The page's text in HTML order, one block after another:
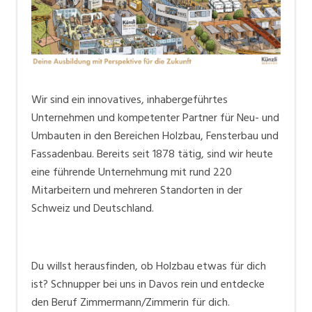
Dann bist Du bei uns richtig. Werde Teil unseres
Teams und bau mit uns die Welt von morgen! Auch
Initiativbewerbungen sind willkommen.
Wir sind ein innovatives, inhabergeführtes
Unternehmen und kompetenter Partner für Neu- und
Umbauten in den Bereichen Holzbau, Fensterbau und
Fassadenbau. Bereits seit 1878 tätig, sind wir heute
eine führende Unternehmung mit rund 220
Mitarbeitern und mehreren Standorten in der
Schweiz und Deutschland.
Du willst herausfinden, ob Holzbau etwas für dich
ist? Schnupper bei uns in Davos rein und entdecke
den Beruf Zimmermann/Zimmerin für dich.